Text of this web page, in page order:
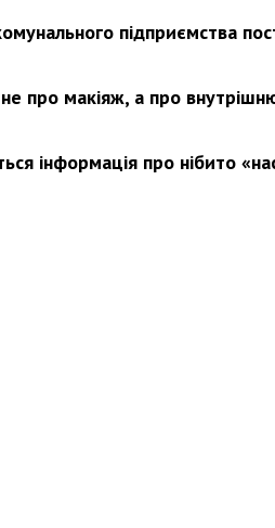
підприємства
про макіяж, а про
інформація про нібито